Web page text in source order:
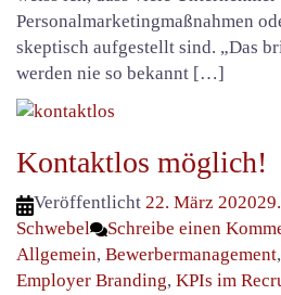
Personalmarketingmaßnahmen
skeptisch aufgestellt sind. „Das
werden nie so bekannt […]
Kontaktlos möglich!
Veröffentlicht 22. März 2020
Schwebel
Schreibe einen
Allgemein, Bewerbermanagement,
Employer Branding, KPIs im